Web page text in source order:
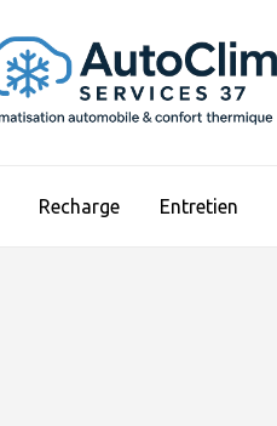
Recharge Entretien